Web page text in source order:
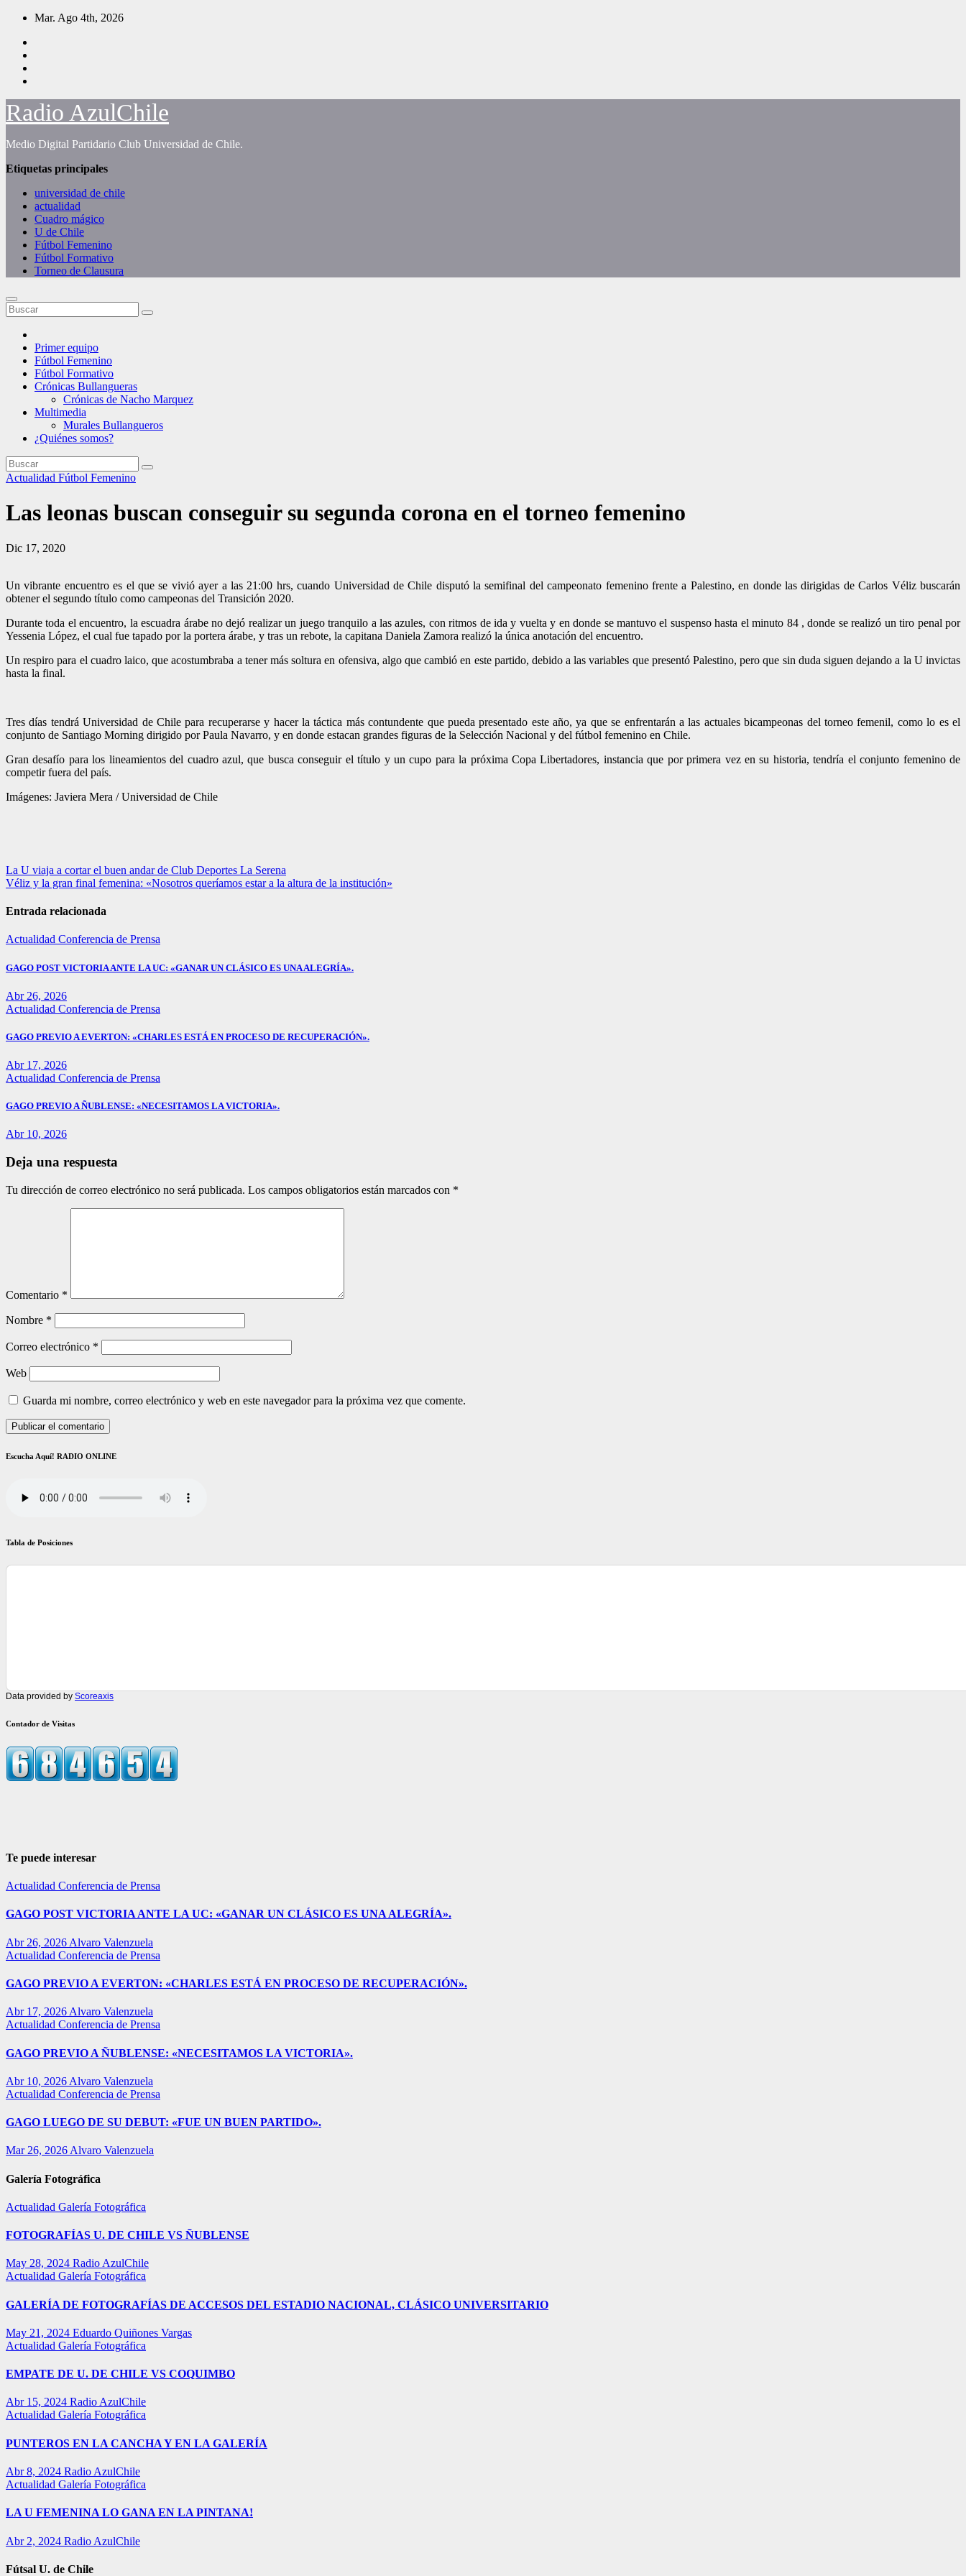
Saltar
contenido
Mar. Ago 4th, 2026
Radio AzulChile
Medio Digital Partidario Club Universidad de Chile.
Etiquetas principales
universidad de chile
actualidad
Cuadro mágico
U de Chile
Fútbol Femenino
Fútbol Formativo
Torneo de Clausura
Primer equipo
Fútbol Femenino
Fútbol Formativo
Crónicas Bullangueras
Crónicas de Nacho Marquez
Multimedia
Murales Bullangueros
¿Quiénes somos?
Actualidad Fútbol Femenino
Las leonas buscan conseguir su segunda corona en el torneo femenino
Dic 17, 2020
Un vibrante encuentro es el que se vivió ayer a las 21:00 hrs, cuando Universidad de Chile disputó la semifinal del campeonato femenino frente a Palestino, en donde las dirigidas de Carlos Véliz buscarán
obtener el segundo título como campeonas del Transición 2020.
Durante toda el encuentro, la escuadra árabe no dejó realizar un juego tranquilo a las azules, con ritmos de ida y vuelta y en donde se mantuvo el suspenso hasta el minuto 84 , donde se realizó un tiro penal por
Yessenia López, el cual fue tapado por la portera árabe, y tras un rebote, la capitana Daniela Zamora realizó la única anotación del encuentro.
Un respiro para el cuadro laico, que acostumbraba a tener más soltura en ofensiva, algo que cambió en este partido, debido a las variables que presentó Palestino, pero que sin duda siguen dejando a la U invictas
hasta la final.
Tres días tendrá Universidad de Chile para recuperarse y hacer la táctica más contundente que pueda presentado este año, ya que se enfrentarán a las actuales bicampeonas del torneo femenil, como lo es el
conjunto de Santiago Morning dirigido por Paula Navarro, y en donde estacan grandes figuras de la Selección Nacional y del fútbol femenino en Chile.
Gran desafío para los lineamientos del cuadro azul, que busca conseguir el título y un cupo para la próxima Copa Libertadores, instancia que por primera vez en su historia, tendría el conjunto femenino de
competir fuera del país.
Imágenes: Javiera Mera / Universidad de Chile
Navegación
de
entradas
La U viaja a cortar el buen andar de Club Deportes La Serena
Véliz y la gran final femenina: «Nosotros queríamos estar a la altura de la institución»
Entrada relacionada
Actualidad Conferencia de Prensa
GAGO POST VICTORIA ANTE LA UC: «GANAR UN CLÁSICO ES UNA ALEGRÍA».
Abr 26, 2026
Actualidad Conferencia de Prensa
GAGO PREVIO A EVERTON: «CHARLES ESTÁ EN PROCESO DE RECUPERACIÓN».
Abr 17, 2026
Actualidad Conferencia de Prensa
GAGO PREVIO A ÑUBLENSE: «NECESITAMOS LA VICTORIA».
Abr 10, 2026
Deja una respuesta
Tu dirección de correo electrónico no será publicada. Los campos obligatorios están marcados con *
Comentario *
Nombre *
Correo electrónico *
Web
Guarda mi nombre, correo electrónico y web en este navegador para la próxima vez que comente.
Escucha Aquí! RADIO ONLINE
Tabla de Posiciones
Data provided by Scoreaxis
Contador de Visitas
Te puede interesar
Actualidad Conferencia de Prensa
GAGO POST VICTORIA ANTE LA UC: «GANAR UN CLÁSICO ES UNA ALEGRÍA».
Abr 26, 2026 Alvaro Valenzuela
Actualidad Conferencia de Prensa
GAGO PREVIO A EVERTON: «CHARLES ESTÁ EN PROCESO DE RECUPERACIÓN».
Abr 17, 2026 Alvaro Valenzuela
Actualidad Conferencia de Prensa
GAGO PREVIO A ÑUBLENSE: «NECESITAMOS LA VICTORIA».
Abr 10, 2026 Alvaro Valenzuela
Actualidad Conferencia de Prensa
GAGO LUEGO DE SU DEBUT: «FUE UN BUEN PARTIDO».
Mar 26, 2026 Alvaro Valenzuela
Galería Fotográfica
Actualidad Galería Fotográfica
FOTOGRAFÍAS U. DE CHILE VS ÑUBLENSE
May 28, 2024 Radio AzulChile
Actualidad Galería Fotográfica
GALERÍA DE FOTOGRAFÍAS DE ACCESOS DEL ESTADIO NACIONAL, CLÁSICO UNIVERSITARIO
May 21, 2024 Eduardo Quiñones Vargas
Actualidad Galería Fotográfica
EMPATE DE U. DE CHILE VS COQUIMBO
Abr 15, 2024 Radio AzulChile
Actualidad Galería Fotográfica
PUNTEROS EN LA CANCHA Y EN LA GALERÍA
Abr 8, 2024 Radio AzulChile
Actualidad Galería Fotográfica
LA U FEMENINA LO GANA EN LA PINTANA!
Abr 2, 2024 Radio AzulChile
Fútsal U. de Chile